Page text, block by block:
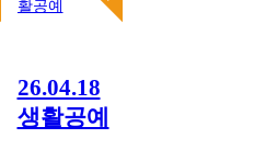
26.04.18
생활공예